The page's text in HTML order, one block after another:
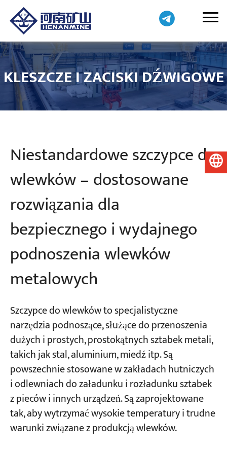
KLESZCZE I ZACISKI DŹWIGOWE
Niestandardowe szczypce do
wlewków – dostosowane
rozwiązania dla
bezpiecznego i wydajnego
podnoszenia wlewków
metalowych
Szczypce do wlewków to specjalistyczne
narzędzia podnoszące, służące do przenoszenia
dużych i prostych, prostokątnych sztabek metali,
takich jak stal, aluminium, miedź itp. Są
powszechnie stosowane w zakładach hutniczych
i odlewniach do załadunku i rozładunku sztabek
z pieców i innych urządzeń. Są zaprojektowane
tak, aby wytrzymać wysokie temperatury i trudne
warunki związane z produkcją wlewków.
Polski